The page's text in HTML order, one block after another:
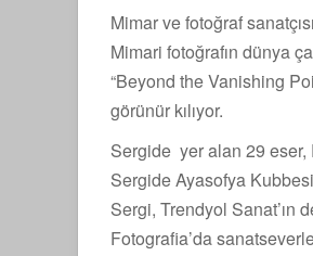
Mimar ve fotoğraf
Mimari fotoğrafın dünya
“Beyond the Vanishing
görünür kılıyor.
Sergide yer alan 29 eser,
Sergide Ayasofya
Sergi, Trendyol Sanat’ın
Fotografia’da